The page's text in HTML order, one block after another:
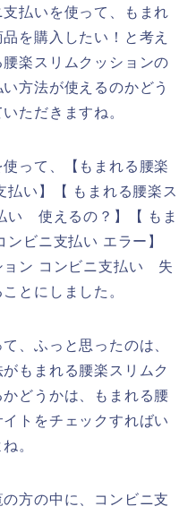
払いを使って、もまれ
を購入したい！と考え
楽スリムクッションの
方法が使えるのかどう
ただきますね。
って、【もまれる腰楽
払い】【 もまれる腰楽ス
い 使えるの？】【 もま
ビニ支払い エラー】
ョン コンビニ支払い 失
とにしました。
、ふっと思ったのは、
もまれる腰楽スリムク
どうかは、もまれる腰
トをチェックすればい
。
方の中に、コンビニ支